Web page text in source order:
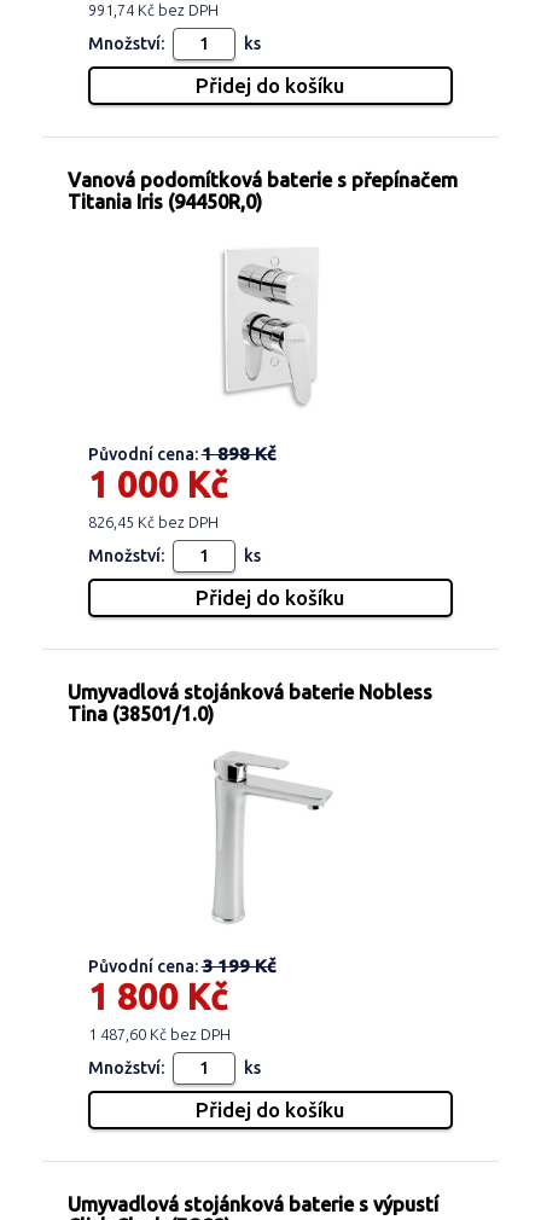
991,74 Kč bez DPH
Množství: ks
Vanová podomítková baterie s přepínačem
Titania Iris (94450R,0)
Původní cena:1 898 Kč
1 000 Kč
826,45 Kč bez DPH
Množství: ks
Umyvadlová stojánková baterie Nobless
Tina (38501/1.0)
Původní cena:3 199 Kč
1 800 Kč
1 487,60 Kč bez DPH
Množství: ks
Umyvadlová stojánková baterie s výpustí